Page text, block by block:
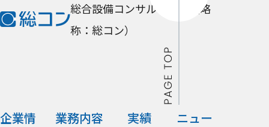
総合設備コンサルタント
（略
称：総コン）
企業情
業務内容
実績
ニュー